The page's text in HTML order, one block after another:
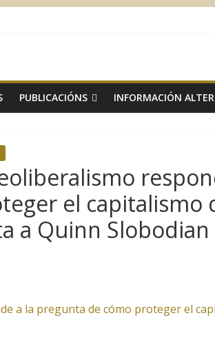
PUBLICACIÓNS INFORMACIÓN
el capitalismo
a Quinn Slobodian
a la pregunta de cómo proteger el